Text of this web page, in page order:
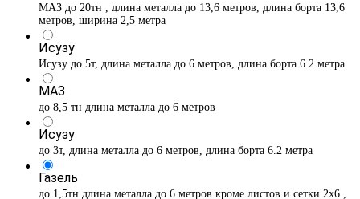
МАЗ до 20тн , длина металла до 13,6 метров, длина борта 13,6
метров, ширина 2,5 метра
Исузу
Исузу до 5т, длина металла до 6 метров, длина борта 6.2 метра
МАЗ
до 8,5 тн длина металла до 6 метров
Исузу
до 3т, длина металла до 6 метров, длина борта 6.2 метра
Газель
до 1,5тн длина металла до 6 метров кроме листов и сетки 2х6 ,